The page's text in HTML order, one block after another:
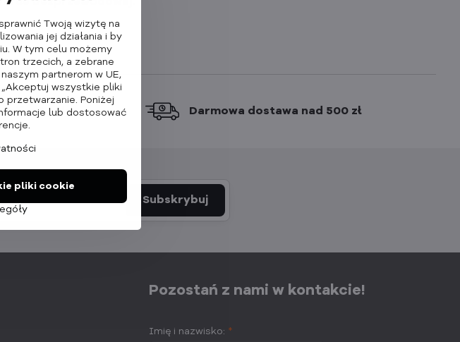
Apple Darmowa dostawa nad 500 zł
Subskrybuj
Pozostań z nami w kontakcie!
Imię i nazwisko: *
Twoją wizytę na
jej działania i by
W tym celu możemy
trzecich, a zebrane
partnerom w UE,
„Akceptuj wszystkie pliki
przetwarzanie. Poniżej
lub dostosować
pliki cookie